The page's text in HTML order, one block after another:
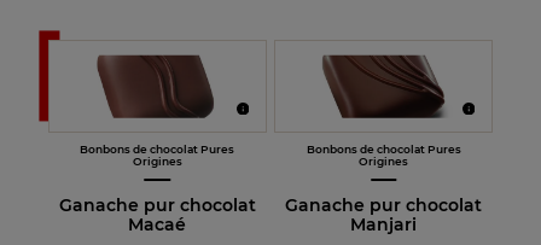
Bonbons de chocolat Pures
Origines
Ganache pur chocolat
Macaé
Bonbons de chocolat Pures
Origines
Ganache pur chocolat
Manjari